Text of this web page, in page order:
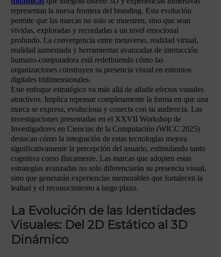
representan la nueva frontera del branding. Esta evolución
permite que las marcas no solo se muestren, sino que sean
vividas, exploradas y recordadas a un nivel emocional
profundo. La convergencia entre metaverso, realidad virtual,
realidad aumentada y herramientas avanzadas de interacción
humano-computadora está redefiniendo cómo las
organizaciones construyen su presencia visual en entornos
digitales tridimensionales.
Este enfoque estratégico va más allá de añadir efectos visuales
atractivos. Implica repensar completamente la forma en que una
marca se expresa, evoluciona y conecta con su audiencia. Las
investigaciones presentadas en el XXVII Workshop de
Investigadores en Ciencias de la Computación (WICC 2025)
destacan cómo la integración de estas tecnologías mejora
significativamente la percepción del usuario, estimulando tanto
cognitiva como físicamente. Las marcas que adopten estas
estrategias avanzadas no solo diferenciarán su presencia visual,
sino que generarán experiencias memorables que fortalecen la
lealtad y el reconocimiento a largo plazo.
La Evolución de las Identidades
Visuales: Del 2D Estático al 3D
Dinámico